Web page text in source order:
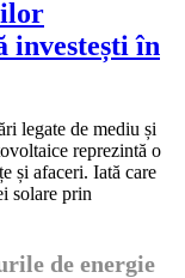
investești în
legate de mediu și
reprezintă o
și afaceri. Iată care
solare prin
de energie